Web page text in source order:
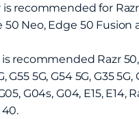
recommended for
50 Neo, Edge 50 Fusion
recommended Razr 50,
G55 5G, G54 5G, G35 5G,
G04s, G04, E15, E14,
40.